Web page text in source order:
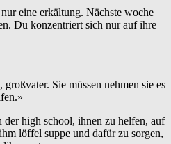
eine erkältung. Nächste woche
Du konzentriert sich nur auf ihre
Sie müssen nehmen sie es
der high school, ihnen zu helfen, auf
löffel suppe und dafür zu sorgen,